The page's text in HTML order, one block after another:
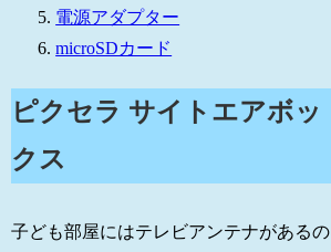
電源アダプター
microSDカード
ピクセラ サイトエアボッ
クス
子ども部屋にはテレビアンテナがあるの